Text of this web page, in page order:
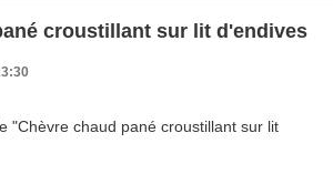
croustillant sur lit d'endives